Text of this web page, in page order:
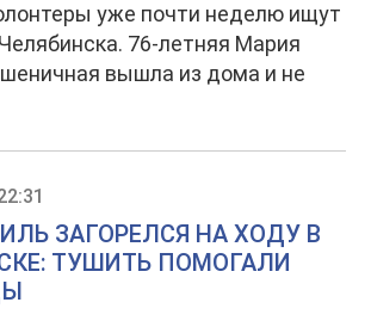
уже почти неделю ищут
76-летняя Мария
вышла из дома и не
ЗАГОРЕЛСЯ НА ХОДУ В
ТУШИТЬ ПОМОГАЛИ